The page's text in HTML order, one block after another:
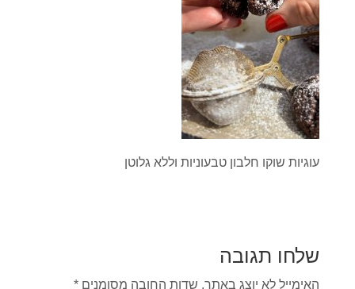
עוגיות שוקו חלבון טבעוניות וללא גלוטן
שלחו תגובה
האימייל לא יוצג באתר. שדות החובה מסומנים *